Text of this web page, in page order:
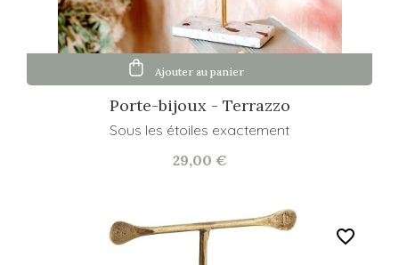
Porte-bijoux - Terrazzo
Sous les étoiles exactement
29,00 €
Ajouter au panier
favorite_border